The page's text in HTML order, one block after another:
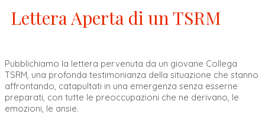
Lettera Aperta di un TSRM
Pubblichiamo la lettera pervenuta da un giovane Collega
TSRM, una profonda testimonianza della situazione che stanno
affrontando, catapultati in una emergenza senza esserne
preparati, con tutte le preoccupazioni che ne derivano, le
emozioni, le ansie.